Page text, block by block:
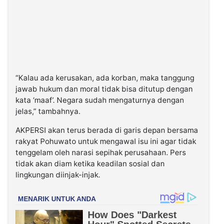
“Kalau ada kerusakan, ada korban, maka tanggung
jawab hukum dan moral tidak bisa ditutup dengan
kata ‘maaf’. Negara sudah mengaturnya dengan
jelas,” tambahnya.
AKPERSI akan terus berada di garis depan bersama
rakyat Pohuwato untuk mengawal isu ini agar tidak
tenggelam oleh narasi sepihak perusahaan. Pers
tidak akan diam ketika keadilan sosial dan
lingkungan diinjak-injak.